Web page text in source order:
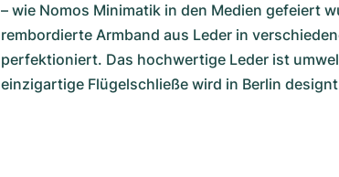
– wie Nomos Minimatik in den Medien gefeiert
rembordierte Armband aus Leder in
perfektioniert. Das hochwertige Leder ist
einzigartige Flügelschließe wird in Berlin